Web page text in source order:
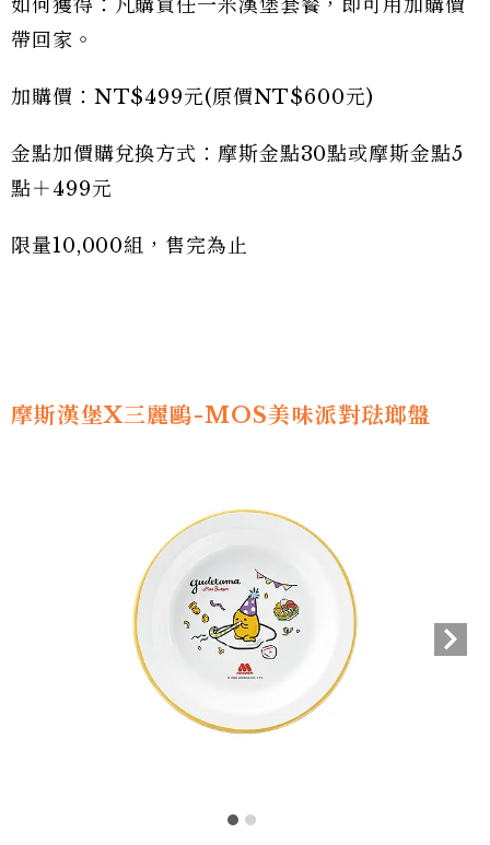
如何獲得：凡購買任一米漢堡套餐，即可用加購價
帶回家。
加購價：NT$499元(原價NT$600元)
金點加價購兌換方式：摩斯金點30點或摩斯金點5
點＋499元
限量10,000組，售完為止
摩斯漢堡X三麗鷗-MOS美味派對琺瑯盤